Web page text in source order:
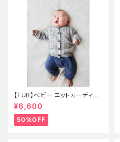
【FUB】べビー ニットカーディガ
ン ポンポン ポップコーン セー
ター ラムウール エコテックス認
証 2021AWBABY LAMBWOO
L CARDIGAN GRAY MELAN
¥6,600
50%OFF